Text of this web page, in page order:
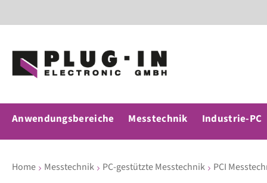
Anwendungsbereiche Messtechnik Industrie-PC
Home Messtechnik PC-gestützte Messtechnik PCI